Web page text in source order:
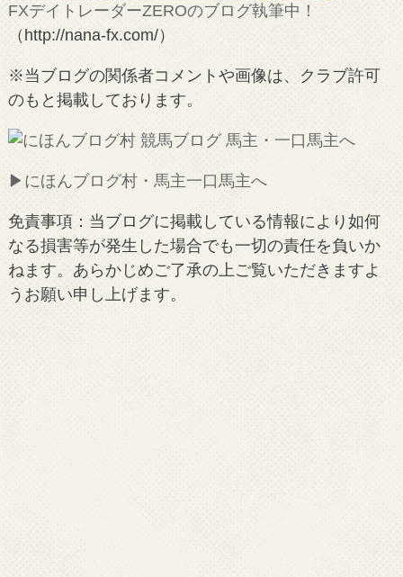
FXデイトレーダーZEROのブログ執筆中！
（http://nana-fx.com/）
※当ブログの関係者コメントや画像は、クラブ許可
のもと掲載しております。
▶︎にほんブログ村・馬主一口馬主へ
免責事項：当ブログに掲載している情報により如何
なる損害等が発生した場合でも一切の責任を負いか
ねます。あらかじめご了承の上ご覧いただきますよ
うお願い申し上げます。